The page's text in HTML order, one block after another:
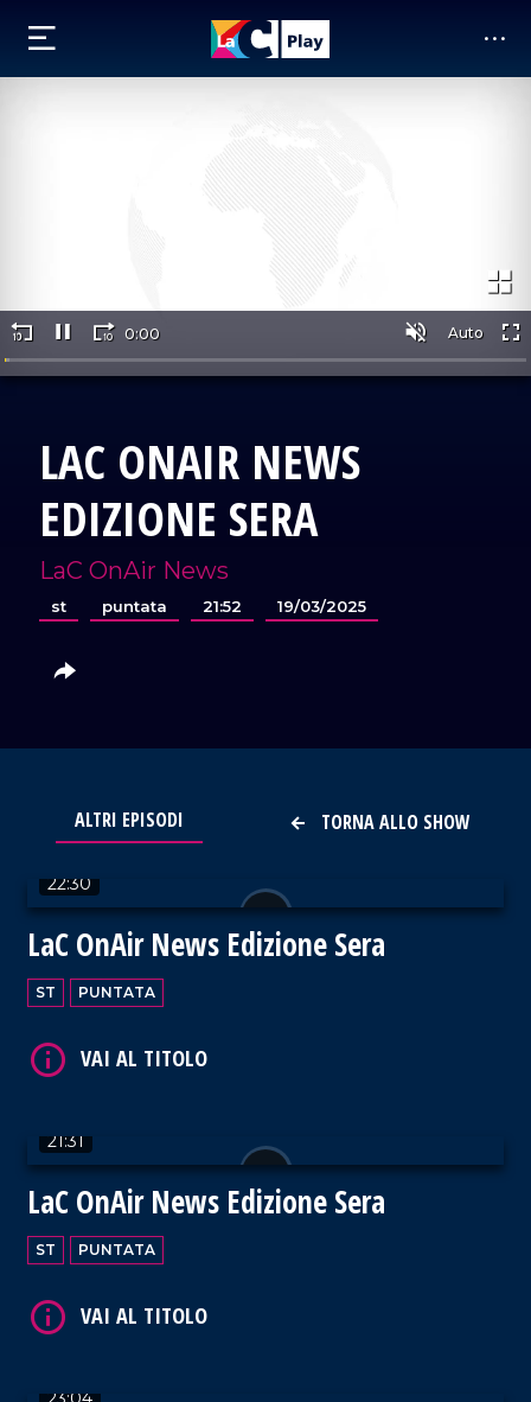
LAC ONAIR NEWS
EDIZIONE SERA
LaC OnAir News
st puntata 21:52 19/03/2025
TORNA ALLO SHOW
ALTRI EPISODI
22:30
LaC OnAir News Edizione Sera
ST PUNTATA
VAI AL TITOLO
21:31
LaC OnAir News Edizione Sera
ST PUNTATA
VAI AL TITOLO
VAI AL TITOLO